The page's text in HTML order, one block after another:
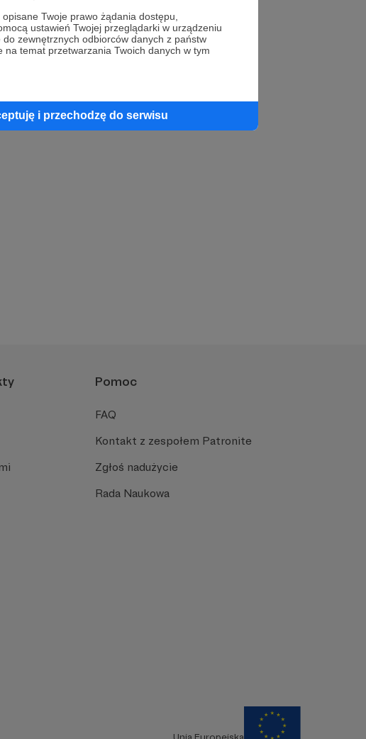
Twoje prawo żądania dostępu,
ustawień Twojej przeglądarki w urządzeniu
zewnętrznych odbiorców danych z państw
na temat przetwarzania Twoich danych w tym
i przechodzę do serwisu
Zobacz profil autora
Pomoc
FAQ
Kontakt z zespołem Patronite
Zgłoś nadużycie
Rada Naukowa
Unia Europejska